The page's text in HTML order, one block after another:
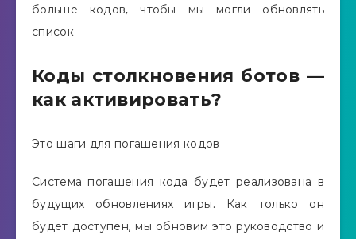
больше кодов, чтобы мы могли обновлять
список
Коды столкновения ботов —
как активировать?
Это шаги для погашения кодов
Система погашения кода будет реализована в
будущих обновлениях игры. Как только он
будет доступен, мы обновим это руководство и